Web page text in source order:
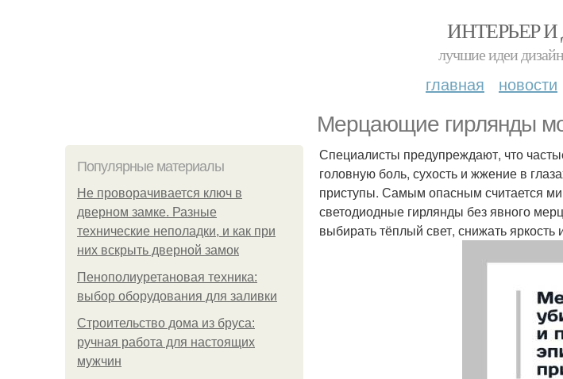
ИНТЕРЬЕР И
лучшие идеи
главная новости
Мерцающие гирлянды
Популярные материалы
Не проворачивается ключ в
дверном замке. Разные
технические неполадки, и как при
них вскрыть дверной замок
Пенополиуретановая техника:
выбор оборудования для заливки
Строительство дома из бруса:
ручная работа для настоящих
мужчин
Специалисты предупреждают, что
головную боль, сухость и жжение в
приступы. Самым опасным считается
светодиодные гирлянды без явного
выбирать тёплый свет, снижать